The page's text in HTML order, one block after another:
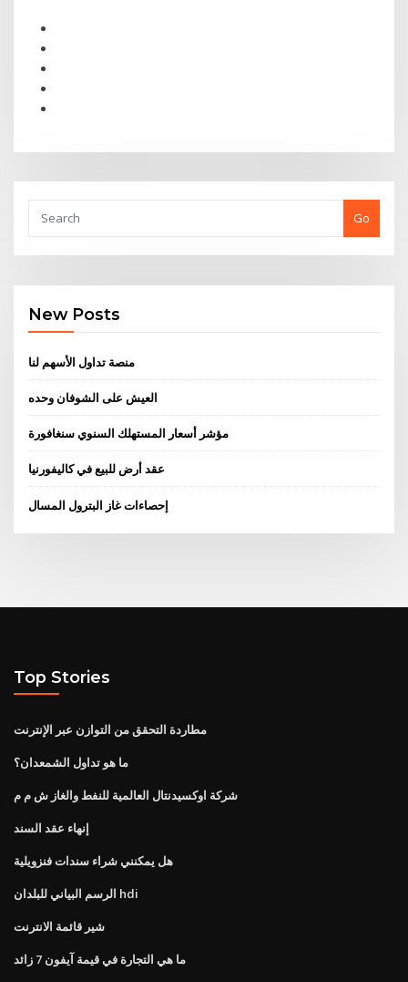
Go
New Posts
منصة تداول الأسهم لنا
العيش على الشوفان وحده
مؤشر أسعار المستهلك السنوي سنغافورة
عقد أرض للبيع في كاليفورنيا
إحصاءات غاز البترول المسال
Top Stories
مطاردة التحقق من التوازن عبر الإنترنت
ما هو تداول الشمعدان؟
شركة اوكسيدنتال العالمية للنفط والغاز ش م م
إنهاء عقد السند
هل يمكنني شراء سندات فنزويلية
الرسم البياني للبلدان hdi
شير قائمة الانترنت
ما هي التجارة في قيمة آيفون 7 زائد